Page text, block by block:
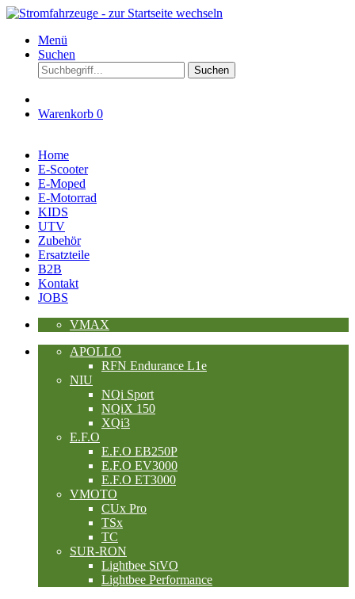
Menü
Suchen
Suchen
Warenkorb 0
Home
E-Scooter
E-Moped
E-Motorrad
KIDS
UTV
Zubehör
Ersatzteile
B2B
Kontakt
JOBS
VMAX
APOLLO
RFN Endurance L1e
NIU
NQi Sport
NQiX 150
XQi3
E.F.O
E.F.O EB250P
E.F.O EV3000
E.F.O ET3000
VMOTO
CUx Pro
TSx
TC
SUR-RON
Lightbee StVO
Lightbee Performance